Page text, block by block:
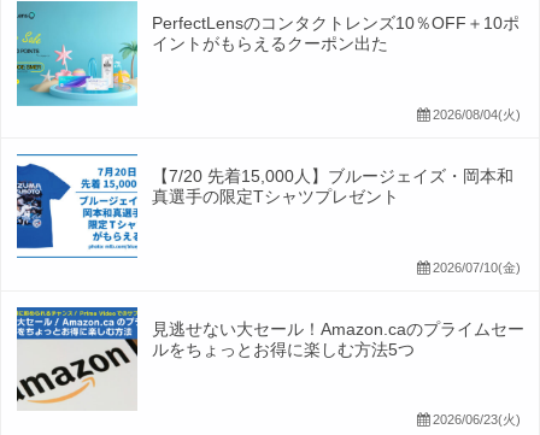
PerfectLensのコンタクトレンズ10％OFF＋10ポ
イントがもらえるクーポン出た
2026/08/04(火)
【7/20 先着15,000人】ブルージェイズ・岡本和
真選手の限定Tシャツプレゼント
2026/07/10(金)
見逃せない大セール！Amazon.caのプライムセー
ルをちょっとお得に楽しむ方法5つ
2026/06/23(火)